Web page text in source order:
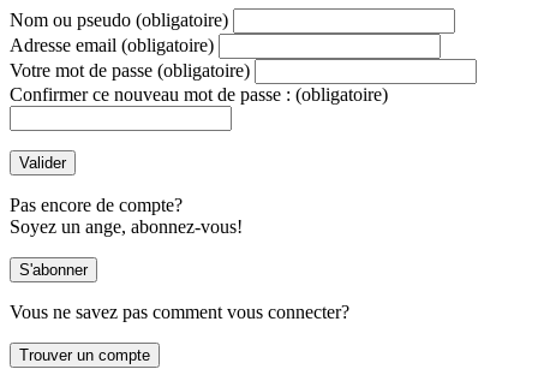
Nom ou pseudo (obligatoire)
Adresse email (obligatoire)
Votre mot de passe (obligatoire)
Confirmer ce nouveau mot de passe : (obligatoire)
Pas encore de compte?
Soyez un ange, abonnez-vous!
Vous ne savez pas comment vous connecter?